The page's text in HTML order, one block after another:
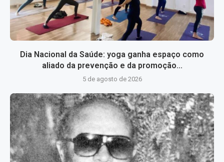
Dia Nacional da Saúde: yoga ganha espaço como
aliado da prevenção e da promoção...
5 de agosto de 2026